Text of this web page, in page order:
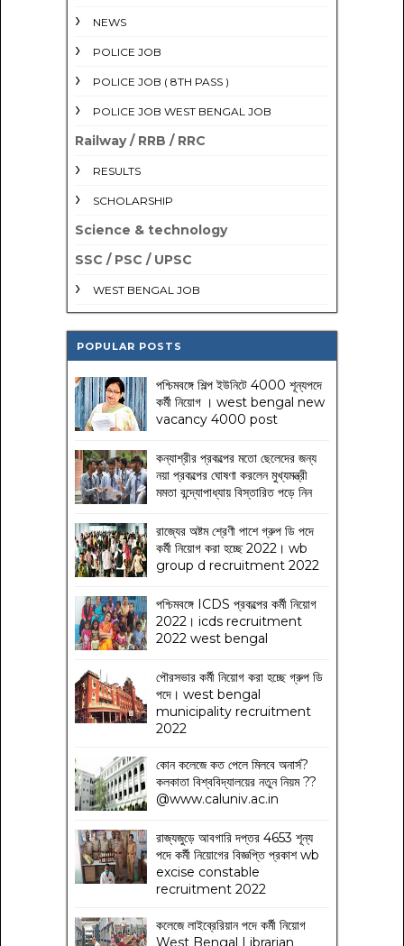
NEWS
POLICE JOB
POLICE JOB ( 8TH PASS )
POLICE JOB WEST BENGAL JOB
Railway / RRB / RRC
RESULTS
SCHOLARSHIP
Science & technology
SSC / PSC / UPSC
WEST BENGAL JOB
POPULAR POSTS
পশ্চিমবঙ্গে শিল্প ইউনিটে 4000 শূন্যপদে
কর্মী নিয়োগ । west bengal new
vacancy 4000 post
কন্যাশ্রীর প্রকল্পের মতো ছেলেদের জন্য
নয়া প্রকল্পের ঘোষণা করলেন মুখ্যমন্ত্রী
মমতা বন্দ্যোপাধ্যায় বিস্তারিত পড়ে নিন
রাজ্যের অষ্টম শ্রেণী পাশে গ্রুপ ডি পদে
কর্মী নিয়োগ করা হচ্ছে 2022। wb
group d recruitment 2022
পশ্চিমবঙ্গে ICDS প্রকল্পের কর্মী নিয়োগ
2022। icds recruitment
2022 west bengal
পৌরসভার কর্মী নিয়োগ করা হচ্ছে গ্রুপ ডি
পদে। west bengal
municipality recruitment
2022
কোন কলেজে কত পেলে মিলবে অনার্স?
কলকাতা বিশ্ববিদ্যালয়ের নতুন নিয়ম??
@www.caluniv.ac.in
রাজ্যজুড়ে আবগারি দপ্তর 4653 শূন্য
পদে কর্মী নিয়োগের বিজ্ঞপ্তি প্রকাশ wb
excise constable
recruitment 2022
কলেজে লাইব্রেরিয়ান পদে কর্মী নিয়োগ
West Bengal Librarian